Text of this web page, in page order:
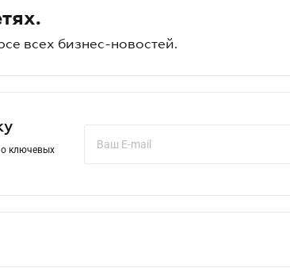
всех бизнес-новостей.
о ключевых